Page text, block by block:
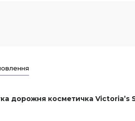
дорожня косметичка Victoria’s